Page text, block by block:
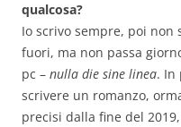
qualcosa?
Io scrivo sempre, poi non
fuori, ma non passa
pc – nulla die sine linea. In
scrivere un romanzo,
precisi dalla fine del